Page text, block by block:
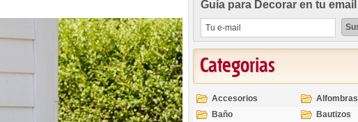
Guía para Decorar en tu email
Categorias
Accesorios
Alfombras
Baño
Bautizos